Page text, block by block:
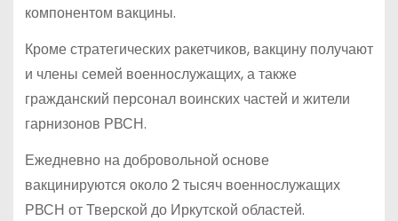
компонентом вакцины.
Кроме стратегических ракетчиков, вакцину получают
и члены семей военнослужащих, а также
гражданский персонал воинских частей и жители
гарнизонов РВСН.
Ежедневно на добровольной основе
вакцинируются около 2 тысяч военнослужащих
РВСН от Тверской до Иркутской областей.